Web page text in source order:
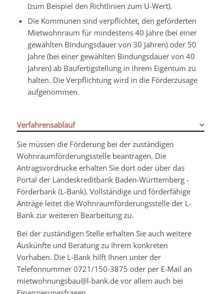
(zum Beispiel den Richtlinien zum U-Wert).
Die Kommunen sind verpflichtet, den geförderten
Mietwohnraum für mindestens 40 Jahre (bei einer
gewählten Bindungsdauer von 30 Jahren) oder 50
Jahre (bei einer gewählten Bindungsdauer von 40
Jahren) ab Baufertigstellung in ihrem Eigentum zu
halten. Die Verpflichtung wird in die Förderzusage
aufgenommen.
Verfahrensablauf
Sie müssen die Förderung bei der zuständigen
Wohnraumförderungsstelle beantragen. Die
Antragsvordrucke erhalten Sie dort oder über das
Portal der Landeskreditbank Baden-Württemberg -
Förderbank (L-Bank). Vollständige und förderfähige
Anträge leitet die Wohnraumförderungsstelle der L-
Bank zur weiteren Bearbeitung zu.
Bei der zuständigen Stelle erhalten Sie auch weitere
Auskünfte und Beratung zu Ihrem konkreten
Vorhaben. Die L-Bank hilft Ihnen unter der
Telefonnummer 0721/150-3875 oder per E-Mail an
mietwohnungsbau@l-bank.de vor allem auch bei